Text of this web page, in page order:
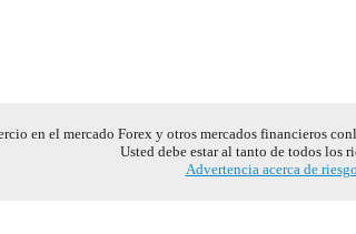
en el mercado Forex y otros mercados financieros
Usted debe estar al tanto de todos los
Advertencia acerca de